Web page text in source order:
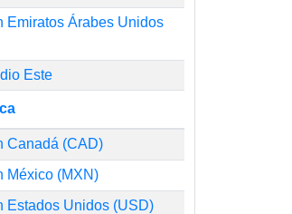
Emiratos Árabes Unidos
Este
Canadá (CAD)
México (MXN)
Estados Unidos (USD)